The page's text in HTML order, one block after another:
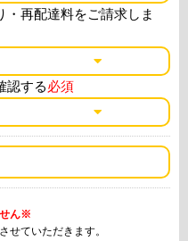
再配達料をご請求しま
認する必須
ん※
せていただきます。